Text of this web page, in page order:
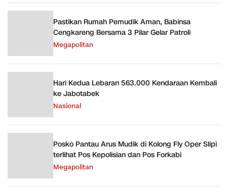
Pastikan Rumah Pemudik Aman, Babinsa
Cengkareng Bersama 3 Pilar Gelar Patroli
Megapolitan
Hari Kedua Lebaran 563.000 Kendaraan Kembali
ke Jabotabek
Nasional
Posko Pantau Arus Mudik di Kolong Fly Oper Slipi
terlihat Pos Kepolisian dan Pos Forkabi
Megapolitan